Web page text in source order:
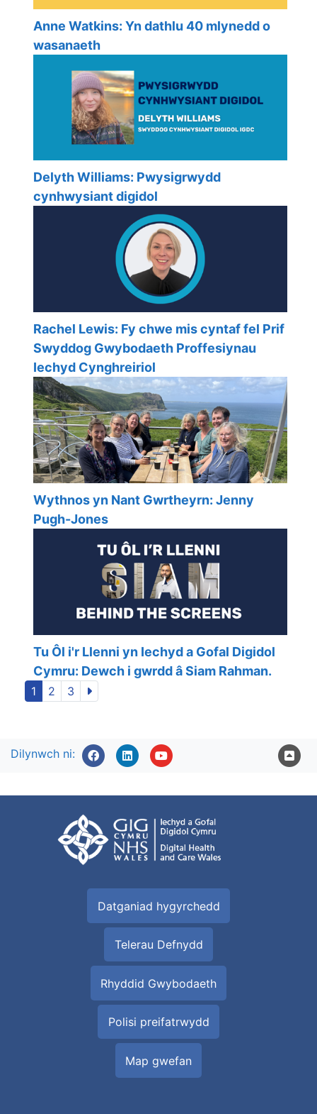
Anne Watkins: Yn dathlu 40 mlynedd o
wasanaeth
Delyth Williams: Pwysigrwydd
cynhwysiant digidol
Rachel Lewis: Fy chwe mis cyntaf fel Prif
Swyddog Gwybodaeth Proffesiynau
Iechyd Cynghreiriol
Wythnos yn Nant Gwrtheyrn: Jenny
Pugh-Jones
Tu Ôl i'r Llenni yn Iechyd a Gofal Digidol
Cymru: Dewch i gwrdd â Siam Rahman.
1 2 3
Dilynwch ni:
Datganiad hygyrchedd
Telerau Defnydd
Rhyddid Gwybodaeth
Polisi preifatrwydd
Map gwefan